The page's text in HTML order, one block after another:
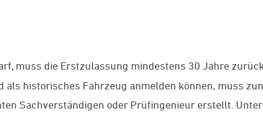
muss die Erstzulassung mindestens 30 Jahre
historisches Fahrzeug anmelden können, muss
Sachverständigen oder Prüfingenieur erstellt.